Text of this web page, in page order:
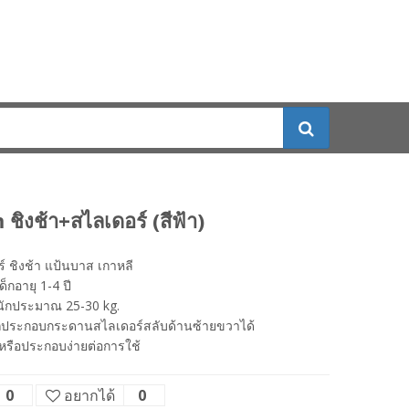
งช้า+สไลเดอร์ (สีฟ้า)
ชิงช้า แป้นบาส เกาหลี
กอายุ 1-4 ปี
ประมาณ 25-30 kg.
ระกอบกระดานสไลเดอร์สลับด้านซ้ายขวาได้
รือประกอบง่ายต่อการใช้
0 อยากได้ 0